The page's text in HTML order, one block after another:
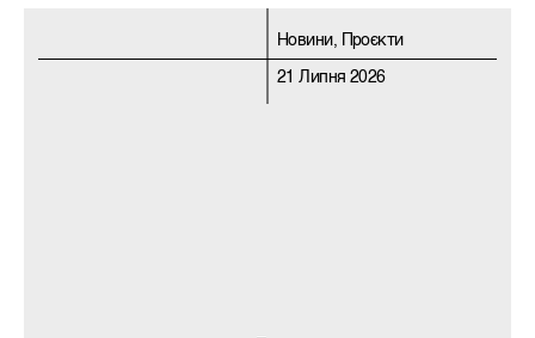
Новини, Проєкти
21 Липня 2026